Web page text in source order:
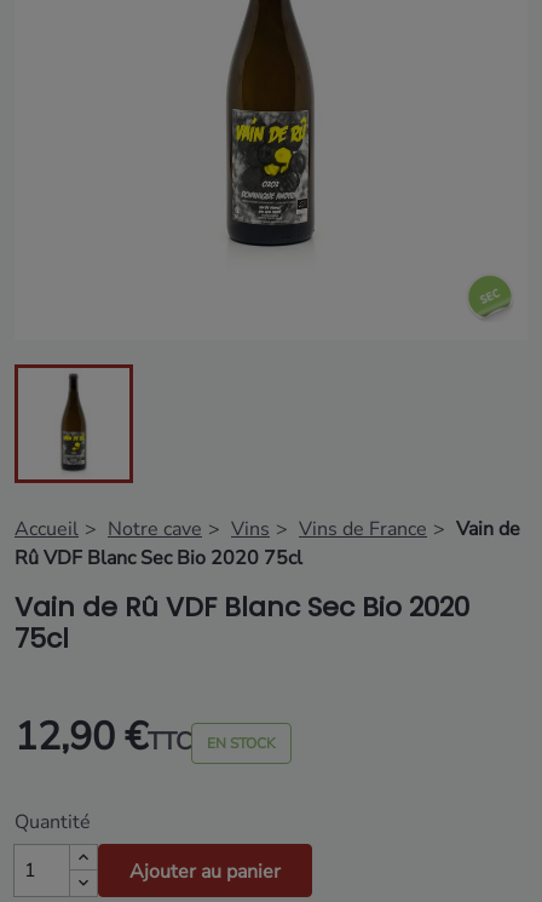
Accueil Notre cave Vins Vins de France
Vain de
Rû VDF Blanc Sec Bio 2020 75cl
Vain de Rû VDF Blanc Sec Bio 2020
75cl
12,90 €TTC EN STOCK
Quantité
Ajouter au panier